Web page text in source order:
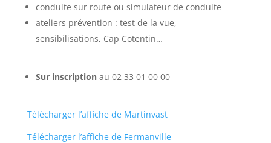
conduite sur route ou simulateur de conduite
ateliers prévention : test de la vue,
sensibilisations, Cap Cotentin…
Sur inscriptionau 02 33 01 00 00
Télécharger l’affiche de Martinvast
Télécharger l’affiche de Fermanville